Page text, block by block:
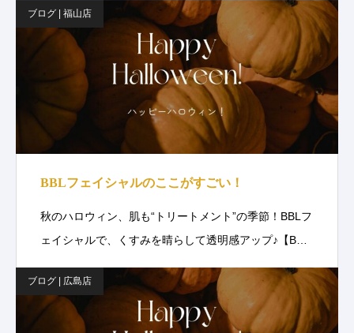
ブログ | 福山店
BBLフェイシャルのここがすごい！
秋のハロウィン、肌も“トリートメント”の季節！BBLフ
ェイシャルで、くすみを晴らして透明感アップ♪【B…
ブログ | 広島店